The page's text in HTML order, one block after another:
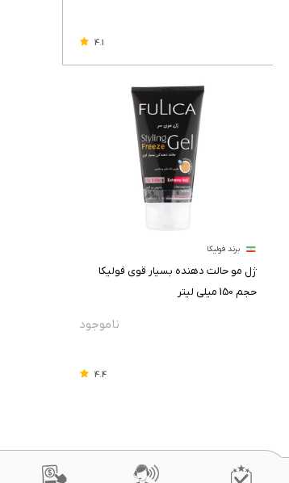
4.1
برند فولیکا
ژل مو حالت دهنده بسیار قوی فولیکا
حجم 150 میلی لیتر
4.4